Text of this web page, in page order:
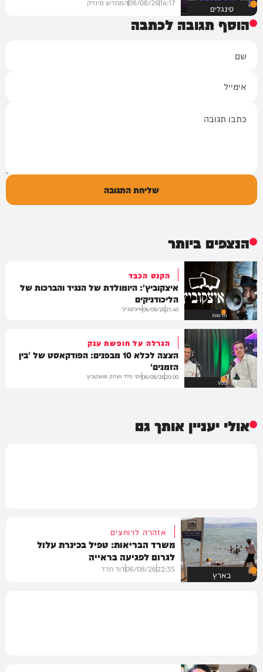
סינגלים
הוסף תגובה לכתבה
שליחת התגובה
הנצפים ביותר
חדשות
הקנס הכבד
איצקוביץ': היומולדת של הנגיד והברכות של
הליכודניקים
21:40
06/08/26איצקוביץ'
VOD
הגרלה על חופשת ענק
הצצה לכלא 10 מבפנים: הפודקאסט של 'בין
הזמנים'
20:00
06/08/26יוסי פלד ויצחק מושקוביץ
אולי יעניין אותך גם
בארץ
אזהרה לרוחצים
משרד הבריאות: טפיל בכינרת עלול
לגרום לפגיעה בראייה
22:35
06/08/26דוד חדד